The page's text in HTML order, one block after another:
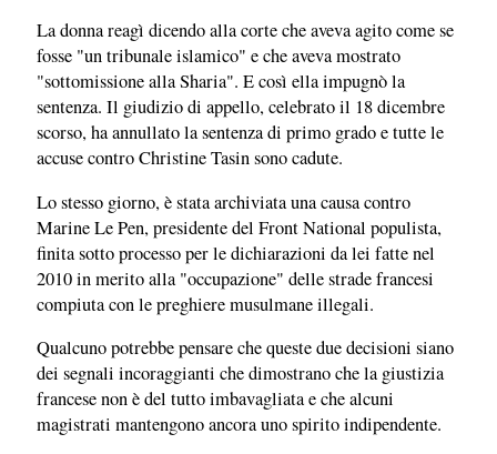
La donna reagì dicendo alla corte che aveva agito come se
fosse "un tribunale islamico" e che aveva mostrato
"sottomissione alla Sharia". E così ella impugnò la
sentenza. Il giudizio di appello, celebrato il 18 dicembre
scorso, ha annullato la sentenza di primo grado e tutte le
accuse contro Christine Tasin sono cadute.
Lo stesso giorno, è stata archiviata una causa contro
Marine Le Pen, presidente del Front National populista,
finita sotto processo per le dichiarazioni da lei fatte nel
2010 in merito alla "occupazione" delle strade francesi
compiuta con le preghiere musulmane illegali.
Qualcuno potrebbe pensare che queste due decisioni siano
dei segnali incoraggianti che dimostrano che la giustizia
francese non è del tutto imbavagliata e che alcuni
magistrati mantengono ancora uno spirito indipendente.